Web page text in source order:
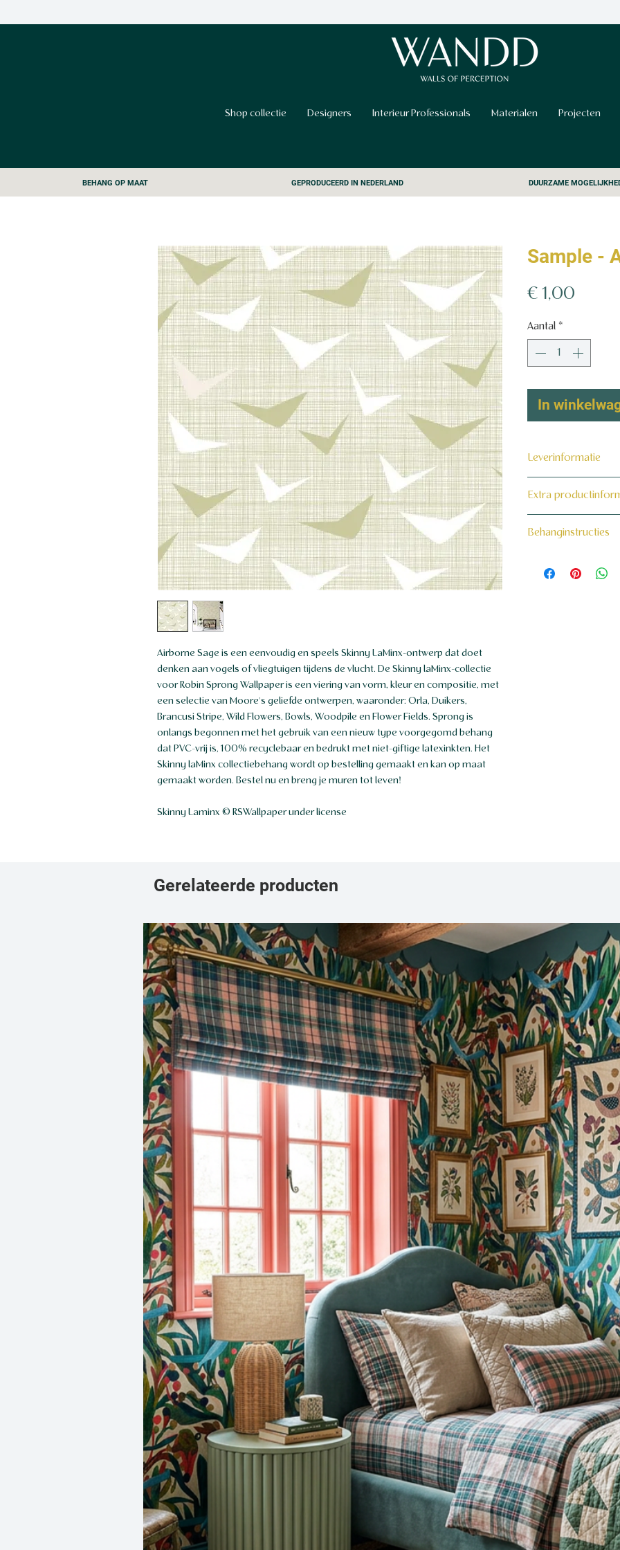
Shop collectie Designers Interieur Professionals Materialen Projecten
BEHANG OP MAAT GEPRODUCEERD IN NEDERLAND DUURZAME
Airborne Sage is een eenvoudig en speels Skinny LaMinx-ontwerp dat doet
denken aan vogels of vliegtuigen tijdens de vlucht. De Skinny laMinx-collectie
voor Robin Sprong Wallpaper is een viering van vorm, kleur en compositie, met
een selectie van Moore's geliefde ontwerpen, waaronder: Orla, Duikers,
Brancusi Stripe, Wild Flowers, Bowls, Woodpile en Flower Fields. Sprong is
onlangs begonnen met het gebruik van een nieuw type voorgegomd behang
dat PVC-vrij is, 100% recyclebaar en bedrukt met niet-giftige latexinkten. Het
Skinny laMinx collectiebehang wordt op bestelling gemaakt en kan op maat
gemaakt worden. Bestel nu en breng je muren tot leven!
Skinny Laminx © RSWallpaper under license
Sample -
€ 1,00
Aantal *
In
Leverinformatie
maat voor jou
Extra
Behanginstructies
Gerelateerde producten